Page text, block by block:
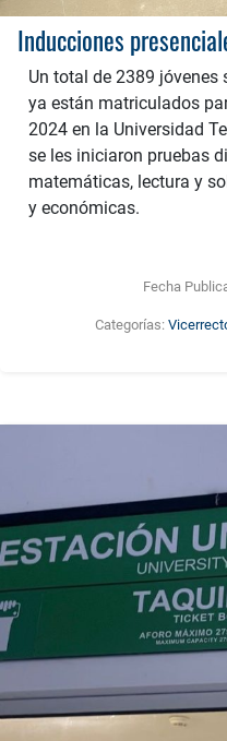
Un total de 2389 jóvenes
ya están matriculados
2024 en la Universidad
se les iniciaron pruebas
matemáticas, lectura y
y económicas.
Fecha
Categorías: